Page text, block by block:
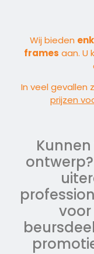
Wij bieden
frames aan. U
In veel gevallen
prijzen